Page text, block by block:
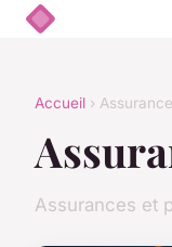
Accueil › Assurance
Assurances et